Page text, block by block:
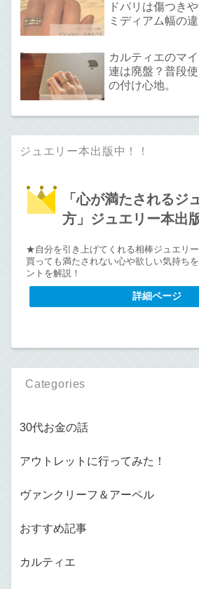
ドパリは傷つき
ミディアム幅の
カルティエのマ
連は廃盤？普段
の付け心地。
ジュエリー本出版中！！
「心が満たされるジ
方」ジュエリー本出
★自分を引き上げてくれる相棒ジュエリ
買っても満たされない心や欲しい気持ち
ントを解説！
詳細ページ
Categories
30代お金の話
アウトレットに行ってみた！
ヴァンクリーフ＆アーペル
おすすめ記事
カルティエ